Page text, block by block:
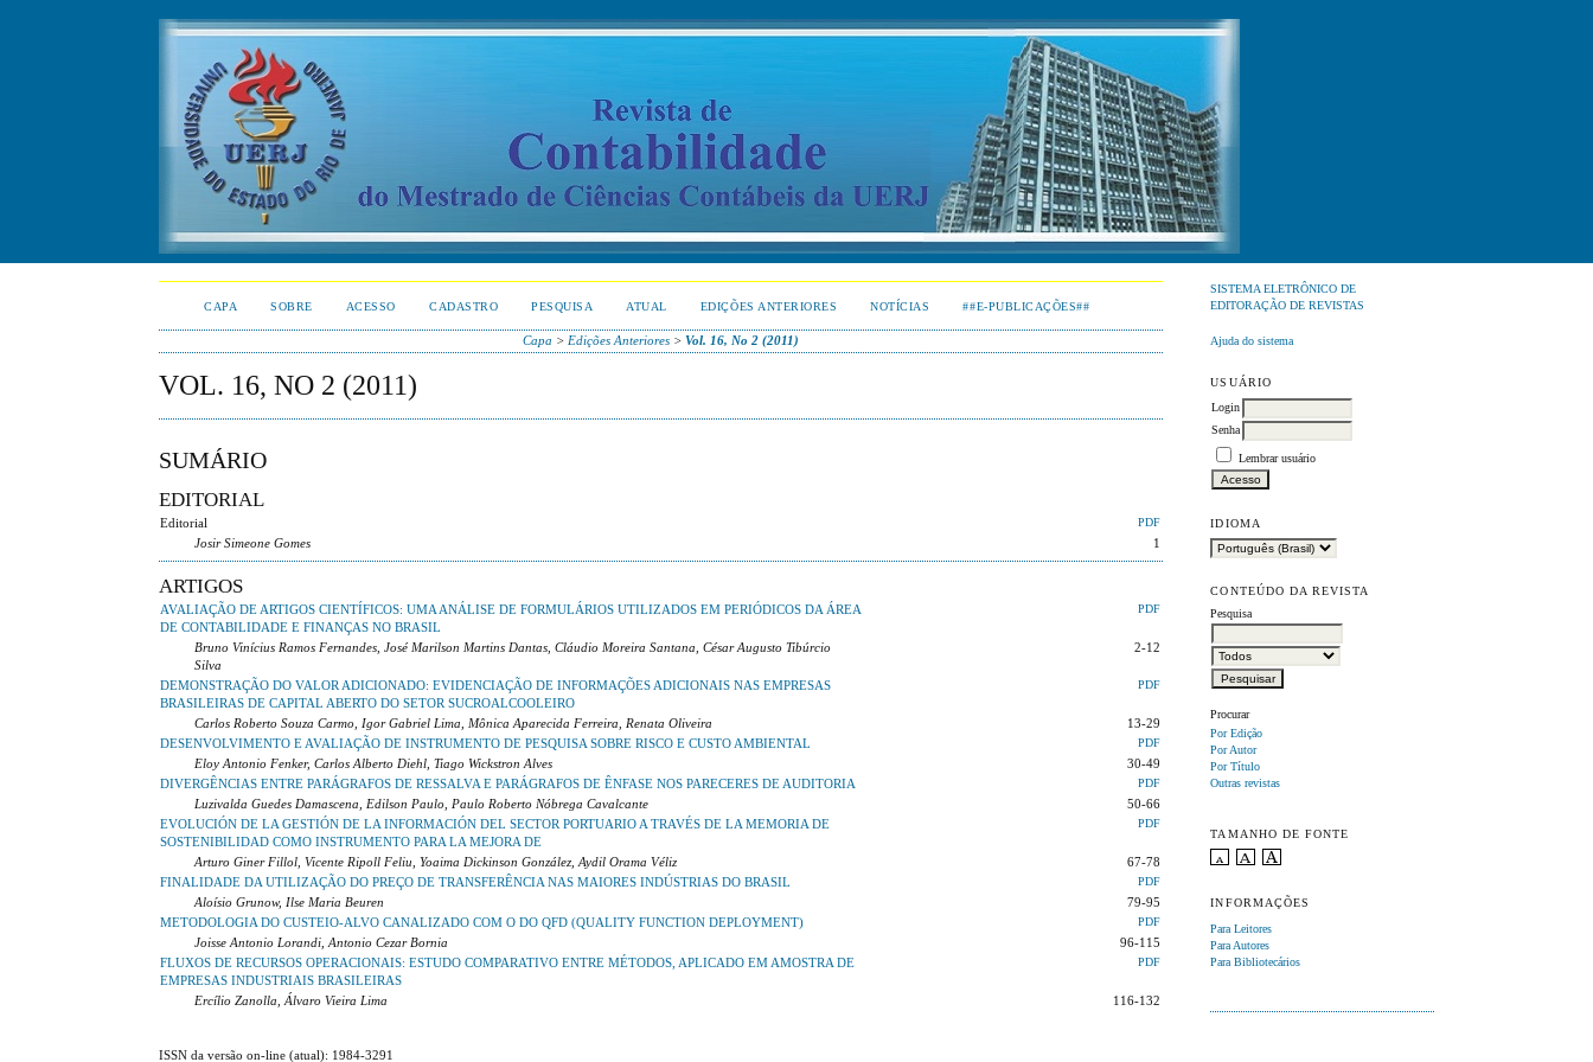
SISTEMA ELETRÔNICO DE
EDITORAÇÃO DE REVISTAS
Ajuda do sistema
USUÁRIO
Login
Senha
Lembrar usuário
IDIOMA
CONTEÚDO DA REVISTA
Pesquisa
Procurar
Por Edição
Por Autor
Por Título
Outras revistas
TAMANHO DE FONTE
INFORMAÇÕES
Para Leitores
Para Autores
Para Bibliotecários
CAPA SOBRE ACESSO CADASTRO PESQUISA ATUAL EDIÇÕES ANTERIORES NOTÍCIAS ##E-PUBLICAÇÕES##
Capa > Edições Anteriores >Vol. 16, No 2 (2011)
VOL. 16, NO 2 (2011)
SUMÁRIO
EDITORIAL
Editorial PDF
Josir Simeone Gomes 1
ARTIGOS
AVALIAÇÃO DE ARTIGOS CIENTÍFICOS: UMA ANÁLISE DE FORMULÁRIOS UTILIZADOS EM PERIÓDICOS DA ÁREA
DE CONTABILIDADE E FINANÇAS NO BRASIL
PDF
Bruno Vinícius Ramos Fernandes, José Marilson Martins Dantas, Cláudio Moreira Santana, César Augusto Tibúrcio
Silva
2-12
DEMONSTRAÇÃO DO VALOR ADICIONADO: EVIDENCIAÇÃO DE INFORMAÇÕES ADICIONAIS NAS EMPRESAS
BRASILEIRAS DE CAPITAL ABERTO DO SETOR SUCROALCOOLEIRO
PDF
Carlos Roberto Souza Carmo, Igor Gabriel Lima, Mônica Aparecida Ferreira, Renata Oliveira
13-29
DESENVOLVIMENTO E AVALIAÇÃO DE INSTRUMENTO DE PESQUISA SOBRE RISCO E CUSTO AMBIENTAL
PDF
Eloy Antonio Fenker, Carlos Alberto Diehl, Tiago Wickstron Alves
30-49
DIVERGÊNCIAS ENTRE PARÁGRAFOS DE RESSALVA E PARÁGRAFOS DE ÊNFASE NOS PARECERES DE AUDITORIA
PDF
Luzivalda Guedes Damascena, Edilson Paulo, Paulo Roberto Nóbrega Cavalcante
50-66
EVOLUCIÓN DE LA GESTIÓN DE LA INFORMACIÓN DEL SECTOR PORTUARIO A TRAVÉS DE LA MEMORIA DE
SOSTENIBILIDAD COMO INSTRUMENTO PARA LA MEJORA DE
PDF
Arturo Giner Fillol, Vicente Ripoll Feliu, Yoaima Dickinson González, Aydil Orama Véliz
67-78
FINALIDADE DA UTILIZAÇÃO DO PREÇO DE TRANSFERÊNCIA NAS MAIORES INDÚSTRIAS DO BRASIL
PDF
Aloísio Grunow, Ilse Maria Beuren
79-95
METODOLOGIA DO CUSTEIO-ALVO CANALIZADO COM O DO QFD (QUALITY FUNCTION DEPLOYMENT)
PDF
Joisse Antonio Lorandi, Antonio Cezar Bornia
96-115
FLUXOS DE RECURSOS OPERACIONAIS: ESTUDO COMPARATIVO ENTRE MÉTODOS, APLICADO EM AMOSTRA DE
EMPRESAS INDUSTRIAIS BRASILEIRAS
PDF
Ercílio Zanolla, Álvaro Vieira Lima 116-132
ISSN da versão on-line (atual): 1984-3291